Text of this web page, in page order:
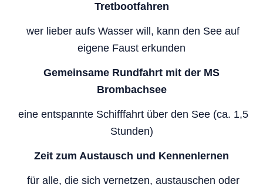
Tretbootfahren
wer lieber aufs Wasser will, kann den See auf
eigene Faust erkunden
Gemeinsame Rundfahrt mit der MS
Brombachsee
eine entspannte Schifffahrt über den See (ca. 1,5
Stunden)
Zeit zum Austausch und Kennenlernen
für alle, die sich vernetzen, austauschen oder